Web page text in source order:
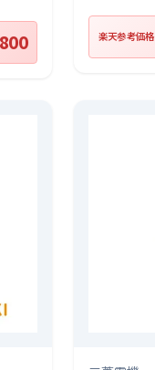
楽天参考価格